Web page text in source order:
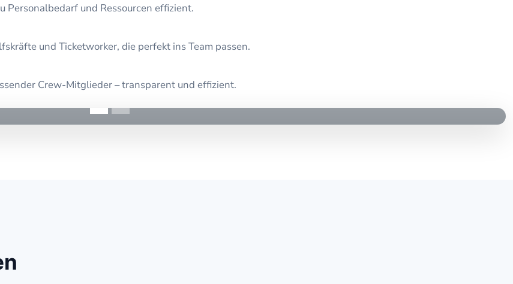
Personalbedarf und Ressourcen effizient.
und Ticketworker, die perfekt ins Team passen.
Crew-Mitglieder – transparent und effizient.